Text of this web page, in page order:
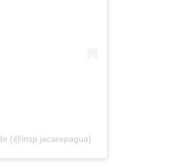
(@insp.jacarepagua)